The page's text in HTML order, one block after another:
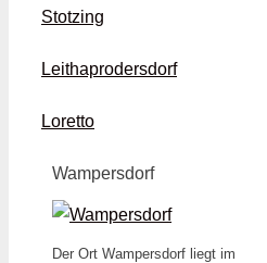
Stotzing
Leithaprodersdorf
Loretto
Wampersdorf
Der Ort Wampersdorf liegt im